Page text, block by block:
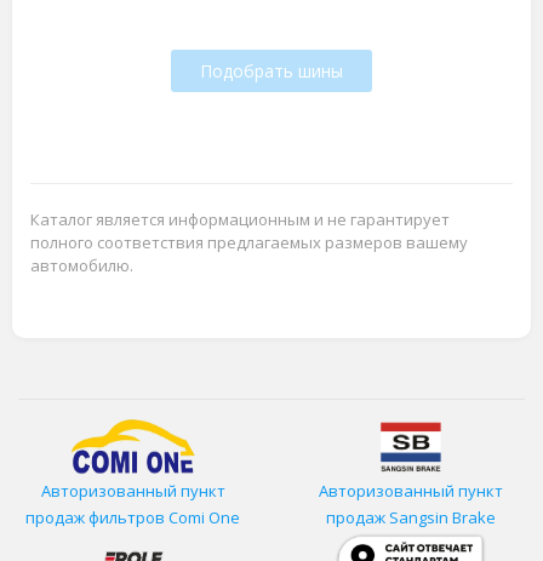
Подобрать шины
Каталог является информационным и не гарантирует
полного соответствия предлагаемых размеров вашему
автомобилю.
Авторизованный пункт
продаж фильтров Comi One
Авторизованный пункт
продаж Sangsin Brake